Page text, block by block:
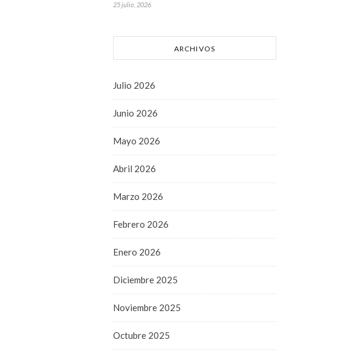
25 julio, 2026
ARCHIVOS
Julio 2026
Junio 2026
Mayo 2026
Abril 2026
Marzo 2026
Febrero 2026
Enero 2026
Diciembre 2025
Noviembre 2025
Octubre 2025